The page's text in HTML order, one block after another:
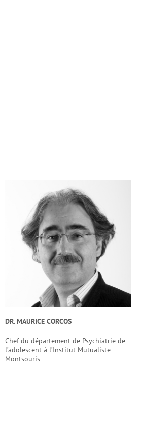
DR. MAURICE CORCOS
Chef du département de Psychiatrie de
l’adolescent à l’Institut Mutualiste
Montsouris